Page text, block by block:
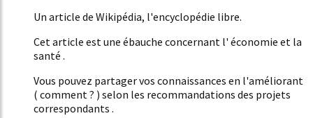
Un article de Wikipédia, l'encyclopédie libre.
Cet article est une ébauche concernant l' économie et la
santé .
Vous pouvez partager vos connaissances en l'améliorant
( comment ? ) selon les recommandations des projets
correspondants .